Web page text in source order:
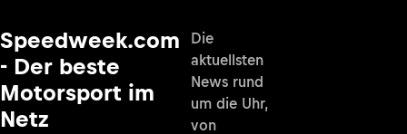
Speedweek.com
- Der beste
Motorsport im
Netz
Die
aktuellsten
News rund
um die Uhr,
von